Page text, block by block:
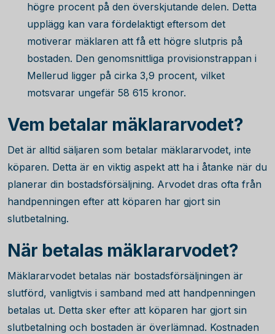
högre procent på den överskjutande delen. Detta
upplägg kan vara fördelaktigt eftersom det
motiverar mäklaren att få ett högre slutpris på
bostaden. Den genomsnittliga provisionstrappan i
Mellerud ligger på cirka 3,9 procent, vilket
motsvarar ungefär 58 615 kronor.
Vem betalar mäklararvodet?
Det är alltid säljaren som betalar mäklararvodet, inte
köparen. Detta är en viktig aspekt att ha i åtanke när du
planerar din bostadsförsäljning. Arvodet dras ofta från
handpenningen efter att köparen har gjort sin
slutbetalning.
När betalas mäklararvodet?
Mäklararvodet betalas när bostadsförsäljningen är
slutförd, vanligtvis i samband med att handpenningen
betalas ut. Detta sker efter att köparen har gjort sin
slutbetalning och bostaden är överlämnad. Kostnaden